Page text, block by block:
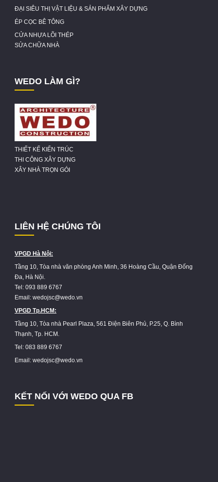
ĐẠI SIÊU THỊ VẬT LIỆU & SẢN PHẨM XÂY DỰNG
ÉP CỌC BÊ TÔNG
CỬA NHỰA LÕI THÉP
SỬA CHỮA NHÀ
WEDO LÀM GÌ?
THIẾT KẾ KIẾN TRÚC
THI CÔNG XÂY DỰNG
XÂY NHÀ TRỌN GÓI
LIÊN HỆ CHÚNG TÔI
VPGD Hà Nội:
Tầng 10, Tòa nhà văn phòng Anh Minh, 36 Hoàng Cầu, Quận Đống
Đa, Hà Nội.
Tel: 093 889 6767
Email: wedojsc@wedo.vn
VPGD Tp.HCM:
Tầng 10, Tòa nhà Pearl Plaza, 561 Điện Biên Phủ, P.25, Q. Bình
Thạnh, Tp. HCM.
Tel: 083 889 6767
Email: wedojsc@wedo.vn
KẾT NỐI VỚI WEDO QUA FB